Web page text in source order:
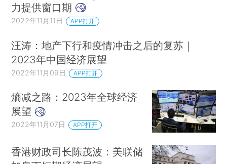
力提供窗口期
2022年11月11日 APP打开
汪涛：地产下行和疫情冲击之后的复苏｜
2023年中国经济展望
2022年11月09日 APP打开
熵减之路：2023年全球经济
展望
2022年11月07日 APP打开
香港财政司长陈茂波：美联储